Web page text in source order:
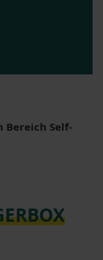
Bereich Self-